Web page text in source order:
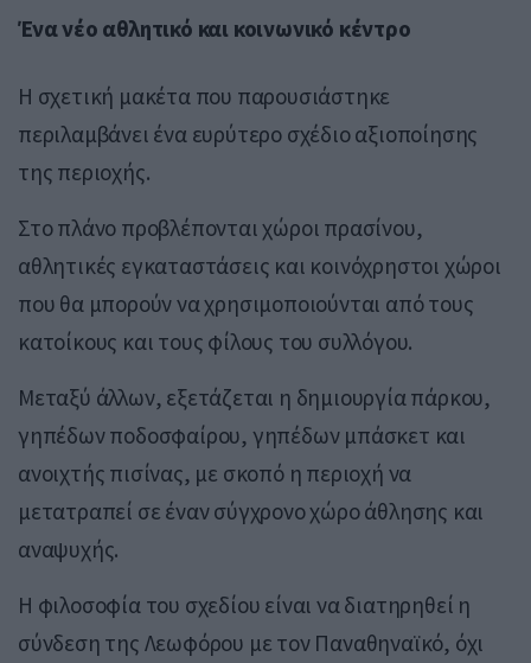
Ένα νέο αθλητικό και κοινωνικό κέντρο
Η σχετική μακέτα που παρουσιάστηκε
περιλαμβάνει ένα ευρύτερο σχέδιο αξιοποίησης
της περιοχής.
Στο πλάνο προβλέπονται χώροι πρασίνου,
αθλητικές εγκαταστάσεις και κοινόχρηστοι χώροι
που θα μπορούν να χρησιμοποιούνται από τους
κατοίκους και τους φίλους του συλλόγου.
Μεταξύ άλλων, εξετάζεται η δημιουργία πάρκου,
γηπέδων ποδοσφαίρου, γηπέδων μπάσκετ και
ανοιχτής πισίνας, με σκοπό η περιοχή να
μετατραπεί σε έναν σύγχρονο χώρο άθλησης και
αναψυχής.
Η φιλοσοφία του σχεδίου είναι να διατηρηθεί η
σύνδεση της Λεωφόρου με τον Παναθηναϊκό, όχι